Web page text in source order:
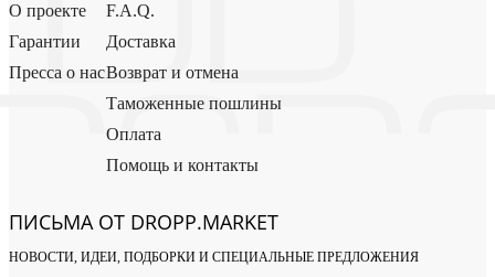
О проекте
Гарантии
Пресса о нас
F.A.Q.
Доставка
Возврат и отмена
Таможенные пошлины
Оплата
Помощь и контакты
ПИСЬМА ОТ DROPP.MARKET
НОВОСТИ, ИДЕИ, ПОДБОРКИ И СПЕЦИАЛЬНЫЕ ПРЕДЛОЖЕНИЯ